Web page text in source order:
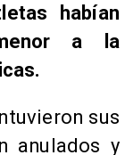
habían
a la
sus
anulados y